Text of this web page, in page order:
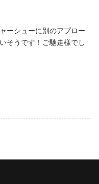
ーシューに別のアプロー
そうです！ご馳走様でし